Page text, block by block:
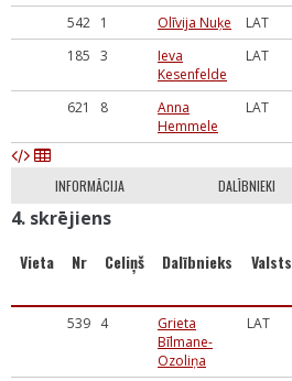
542 1 Olīvija Nuķe LAT
185 3
Ieva
Kesenfelde
LAT
621 8
Anna
Hemmele
LAT
INFORMĀCIJA DALĪBNIEKI
4. skrējiens
Vieta Nr Celiņš Dalībnieks Valsts
539 4
Grieta
Bīlmane-
Ozoliņa
LAT